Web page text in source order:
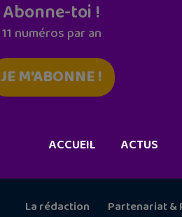
Abonne-toi !
11 numéros par an
JE M'ABONNE !
ACCUEIL ACTUS
La rédaction Partenariat &